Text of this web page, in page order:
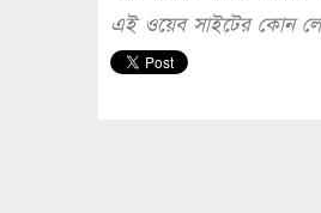
এই ওয়েব সাইটের কোন